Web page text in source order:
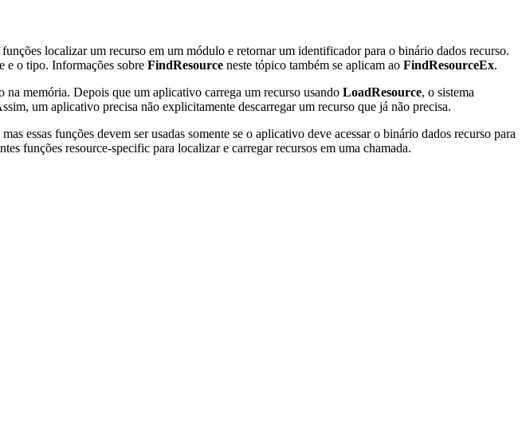
funções localizar um recurso em um módulo e retornar um identificador para o binário dados recurso.
e o tipo. Informações sobre FindResource neste tópico também se aplicam ao FindResourceEx.
na memória. Depois que um aplicativo carrega um recurso usando LoadResource, o sistema
um aplicativo precisa não explicitamente descarregar um recurso que já não precisa.
essas funções devem ser usadas somente se o aplicativo deve acessar o binário dados recurso para
funções resource-specific para localizar e carregar recursos em uma chamada.